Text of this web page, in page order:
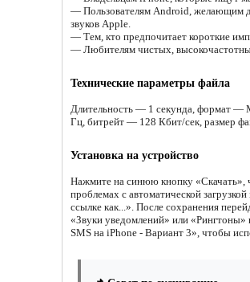
— Пользователям Android, желающим
звуков Apple.
— Тем, кто предпочитает короткие
— Любителям чистых,
Технические параметры файла
Длительность — 1 секунда, формат —
Гц, битрейт — 128 Кбит/сек, размер
Установка на устройство
Нажмите на синюю кнопку «Скачать»,
проблемах с автоматической
ссылке как...». После сохранения
«Звуки уведомлений» или
SMS на iPhone - Вариант 3», чтобы